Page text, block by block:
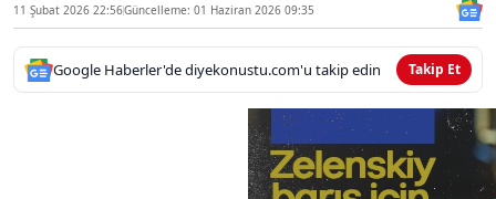
11 Şubat 2026 22:56Güncelleme: 01 Haziran 2026 09:35
Google Haberler'de diyekonustu.com'u takip edin Takip Et